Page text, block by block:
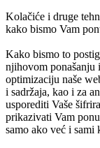
Kolačiće i druge
kako bismo Vam
Kako bismo to
njihovom ponašanju
optimizaciju naše
i sadržaja, kao i za
usporediti Vaše
prikazivati Vam
samo ako već i sami